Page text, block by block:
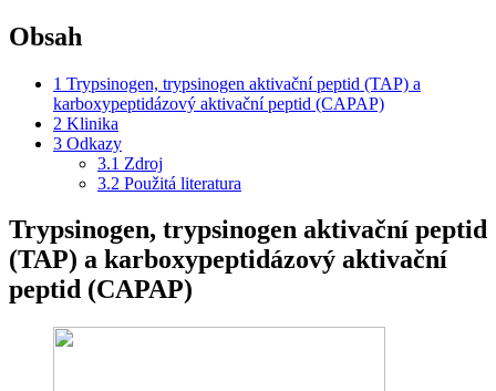
Obsah
1 Trypsinogen, trypsinogen aktivační peptid (TAP) a
karboxypeptidázový aktivační peptid (CAPAP)
2 Klinika
3 Odkazy
3.1 Zdroj
3.2 Použitá literatura
Trypsinogen, trypsinogen aktivační peptid
(TAP) a karboxypeptidázový aktivační
peptid (CAPAP)